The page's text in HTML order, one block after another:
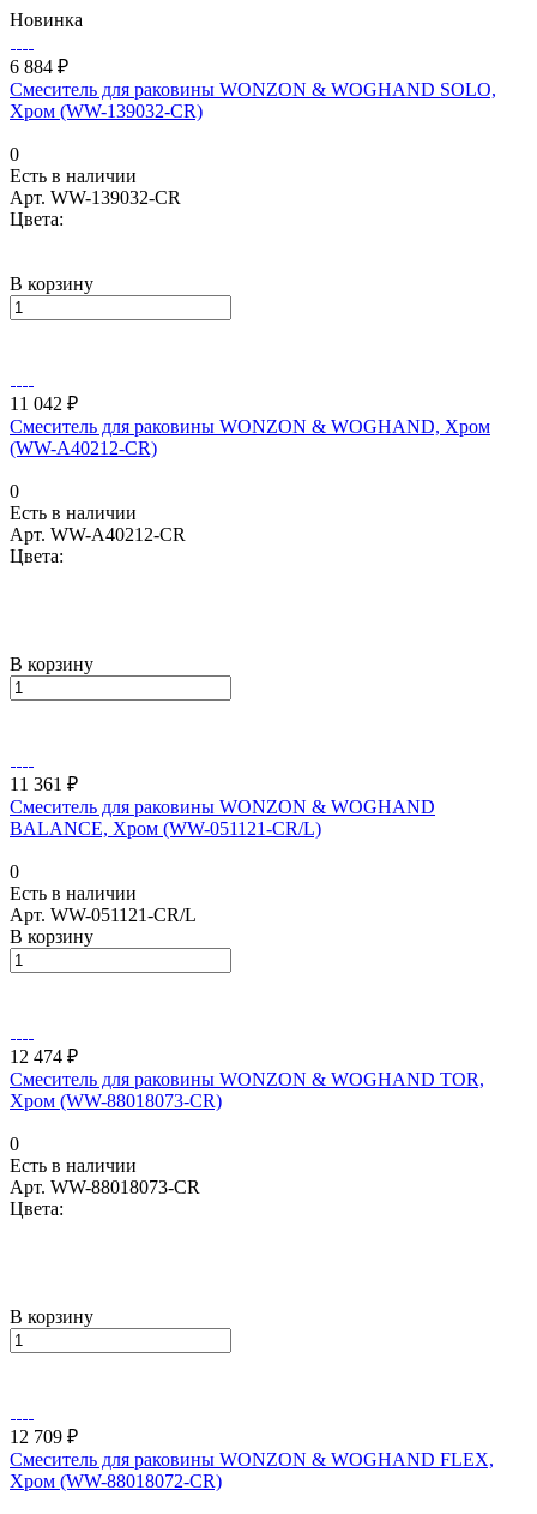
Новинка
6 884 ₽
Смеситель для раковины WONZON & WOGHAND SOLO,
Хром (WW-139032-CR)
0
Есть в наличии
Арт. WW-139032-CR
Цвета:
В корзину
11 042 ₽
Смеситель для раковины WONZON & WOGHAND, Хром
(WW-A40212-CR)
0
Есть в наличии
Арт. WW-A40212-CR
Цвета:
В корзину
11 361 ₽
Смеситель для раковины WONZON & WOGHAND
BALANCE, Хром (WW-051121-CR/L)
0
Есть в наличии
Арт. WW-051121-CR/L
В корзину
12 474 ₽
Смеситель для раковины WONZON & WOGHAND TOR,
Хром (WW-88018073-CR)
0
Есть в наличии
Арт. WW-88018073-CR
Цвета:
В корзину
12 709 ₽
Смеситель для раковины WONZON & WOGHAND FLEX,
Хром (WW-88018072-CR)